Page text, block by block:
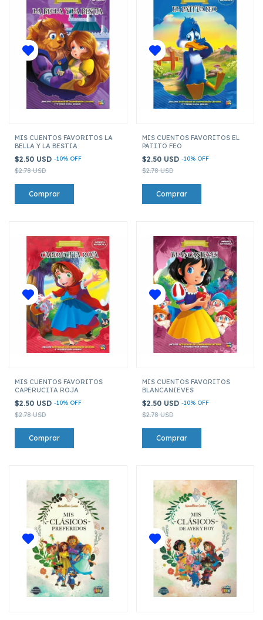
MIS CUENTOS FAVORITOS LA
BELLA Y LA BESTIA
$2.50 USD -10% OFF
$2.78 USD
MIS CUENTOS FAVORITOS EL
PATITO FEO
$2.50 USD -10% OFF
$2.78 USD
MIS CUENTOS FAVORITOS
CAPERUCITA ROJA
$2.50 USD -10% OFF
$2.78 USD
MIS CUENTOS FAVORITOS
BLANCANIEVES
$2.50 USD -10% OFF
$2.78 USD